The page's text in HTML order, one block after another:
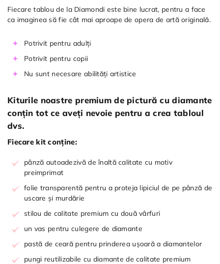
Fiecare tablou de la Diamondi este bine lucrat, pentru a face
ca imaginea să fie cât mai aproape de opera de artă originală.
Potrivit pentru adulți
Potrivit pentru copii
Nu sunt necesare abilități artistice
Kiturile noastre premium de pictură cu diamante
conțin tot ce aveți nevoie pentru a crea tabloul
dvs.
Fiecare kit conține:
pânză autoadezivă de înaltă calitate cu motiv
preimprimat
folie transparentă pentru a proteja lipiciul de pe pânză de
uscare și murdărie
stilou de calitate premium cu două vârfuri
un vas pentru culegere de diamante
pastă de ceară pentru prinderea ușoară a diamantelor
pungi reutilizabile cu diamante de calitate premium